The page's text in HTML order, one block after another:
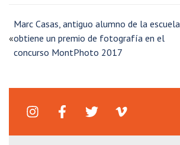
«
Marc Casas, antiguo alumno de la escuela,
obtiene un premio de fotografía en el
concurso MontPhoto 2017